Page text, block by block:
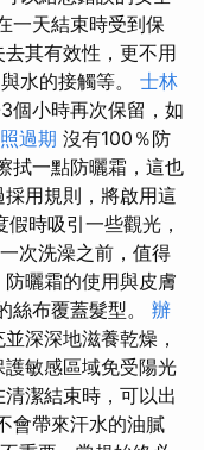
一天結束時受到保
其有效性，更不用
水的接觸等。 士林
個小時再次保留，如
過期 沒有100％防
拭一點防曬霜，這也
採用規則，將啟用這
時吸引一些觀光，
次洗澡之前，值得
防曬霜的使用與皮膚
絲布覆蓋髮型。 辦
深深地滋養乾燥，
護敏感區域免受陽光
清潔結束時，可以出
會帶來汗水的油膩